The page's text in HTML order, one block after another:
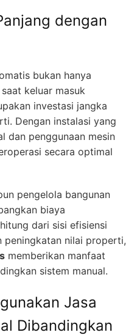
dengan
bukan hanya
keluar masuk
investasi jangka
Dengan instalasi yang
dan penggunaan mesin
secara optimal
pengelola bangunan
biaya
dari sisi efisiensi
peningkatan nilai properti,
memberikan manfaat
sistem manual.
Jasa
Dibandingkan